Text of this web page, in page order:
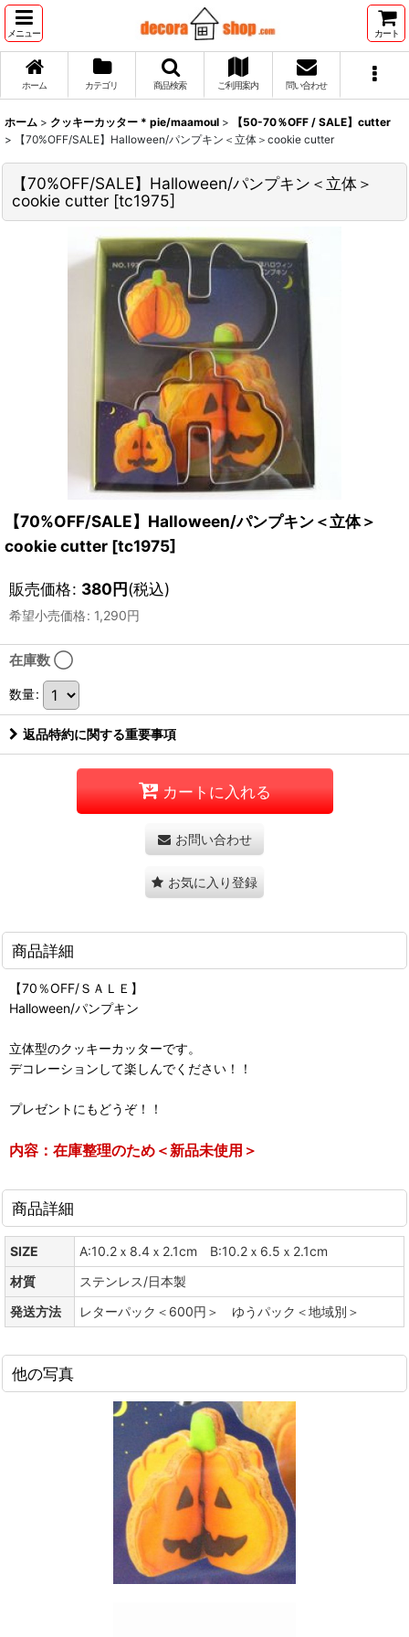
メニュー カート
ホーム カテゴリ 商品検索 ご利用案内 問い合わせ
ホーム > クッキーカッター * pie/maamoul >
【50-70％OFF / SALE】cutter
>
【70%OFF/SALE】Halloween/パンプキン＜立体＞cookie cutter
【70%OFF/SALE】Halloween/パンプキン＜立体＞
cookie cutter [tc1975]
【70%OFF/SALE】Halloween/パンプキン＜立体＞
cookie cutter [tc1975]
販売価格: 380円(税込)
希望小売価格: 1,290円
在庫数 ◯
数量:
返品特約に関する重要事項
カートに入れる
お問い合わせ
お気に入り登録
商品詳細
【70％OFF/ＳＡＬＥ】
Halloween/パンプキン
立体型のクッキーカッターです。
デコレーションして楽しんでください！！
プレゼントにもどうぞ！！
内容：在庫整理のため＜新品未使用＞
商品詳細
SIZE
A:10.2ｘ8.4ｘ2.1cm B:10.2ｘ6.5ｘ2.1cm
材質
ステンレス/日本製
発送方法
レターパック＜600円＞ ゆうパック＜地域別＞
他の写真